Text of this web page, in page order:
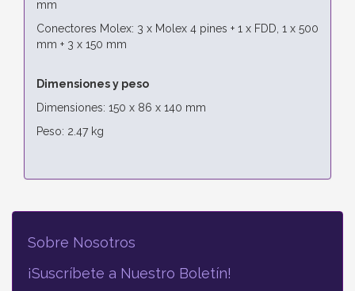
mm
Conectores Molex: 3 x Molex 4 pines + 1 x FDD, 1 x 500
mm + 3 x 150 mm
Dimensiones y peso
Dimensiones: 150 x 86 x 140 mm
Peso: 2.47 kg
Sobre Nosotros
¡Suscríbete a Nuestro Boletín!